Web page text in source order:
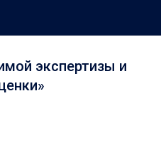
экспертизы и